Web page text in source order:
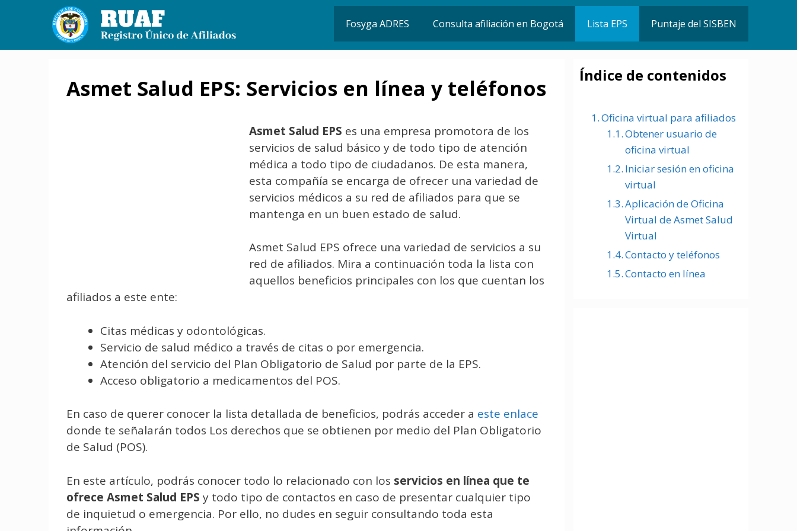
Fosyga ADRES Consulta afiliación en Bogotá Lista EPS Puntaje del SISBEN
Asmet Salud EPS: Servicios en línea y teléfonos
Asmet Salud EPS es una empresa promotora de los
servicios de salud básico y de todo tipo de atención
médica a todo tipo de ciudadanos. De esta manera,
esta compañía se encarga de ofrecer una variedad de
servicios médicos a su red de afiliados para que se
mantenga en un buen estado de salud.
Asmet Salud EPS ofrece una variedad de servicios a su
red de afiliados. Mira a continuación toda la lista con
aquellos beneficios principales con los que cuentan los
afiliados a este ente:
Citas médicas y odontológicas.
Servicio de salud médico a través de citas o por emergencia.
Atención del servicio del Plan Obligatorio de Salud por parte de la EPS.
Acceso obligatorio a medicamentos del POS.
En caso de querer conocer la lista detallada de beneficios, podrás acceder a este enlace
donde te señalarán todos Los derechos que se obtienen por medio del Plan Obligatorio
de Salud (POS).
En este artículo, podrás conocer todo lo relacionado con los servicios en línea que te
ofrece Asmet Salud EPS y todo tipo de contactos en caso de presentar cualquier tipo
de inquietud o emergencia. Por ello, no dudes en seguir consultando toda esta
Índice de contenidos
Oficina virtual para afiliados
Obtener usuario de
oficina virtual
Iniciar sesión en oficina
virtual
Aplicación de Oficina
Virtual de Asmet Salud
Virtual
Contacto y teléfonos
Contacto en línea